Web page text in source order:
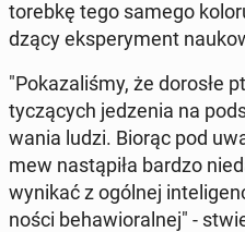
torebkę tego samego
dzą­cy eks­pe­ry­ment
"Po­ka­za­li­śmy, że dorosłe
ty­czą­cych je­dze­nia na
wa­nia ludzi. Biorąc pod
mew na­stą­pi­ła bardzo
wynikać z ogólnej
no­ści be­ha­wio­ral­nej" -